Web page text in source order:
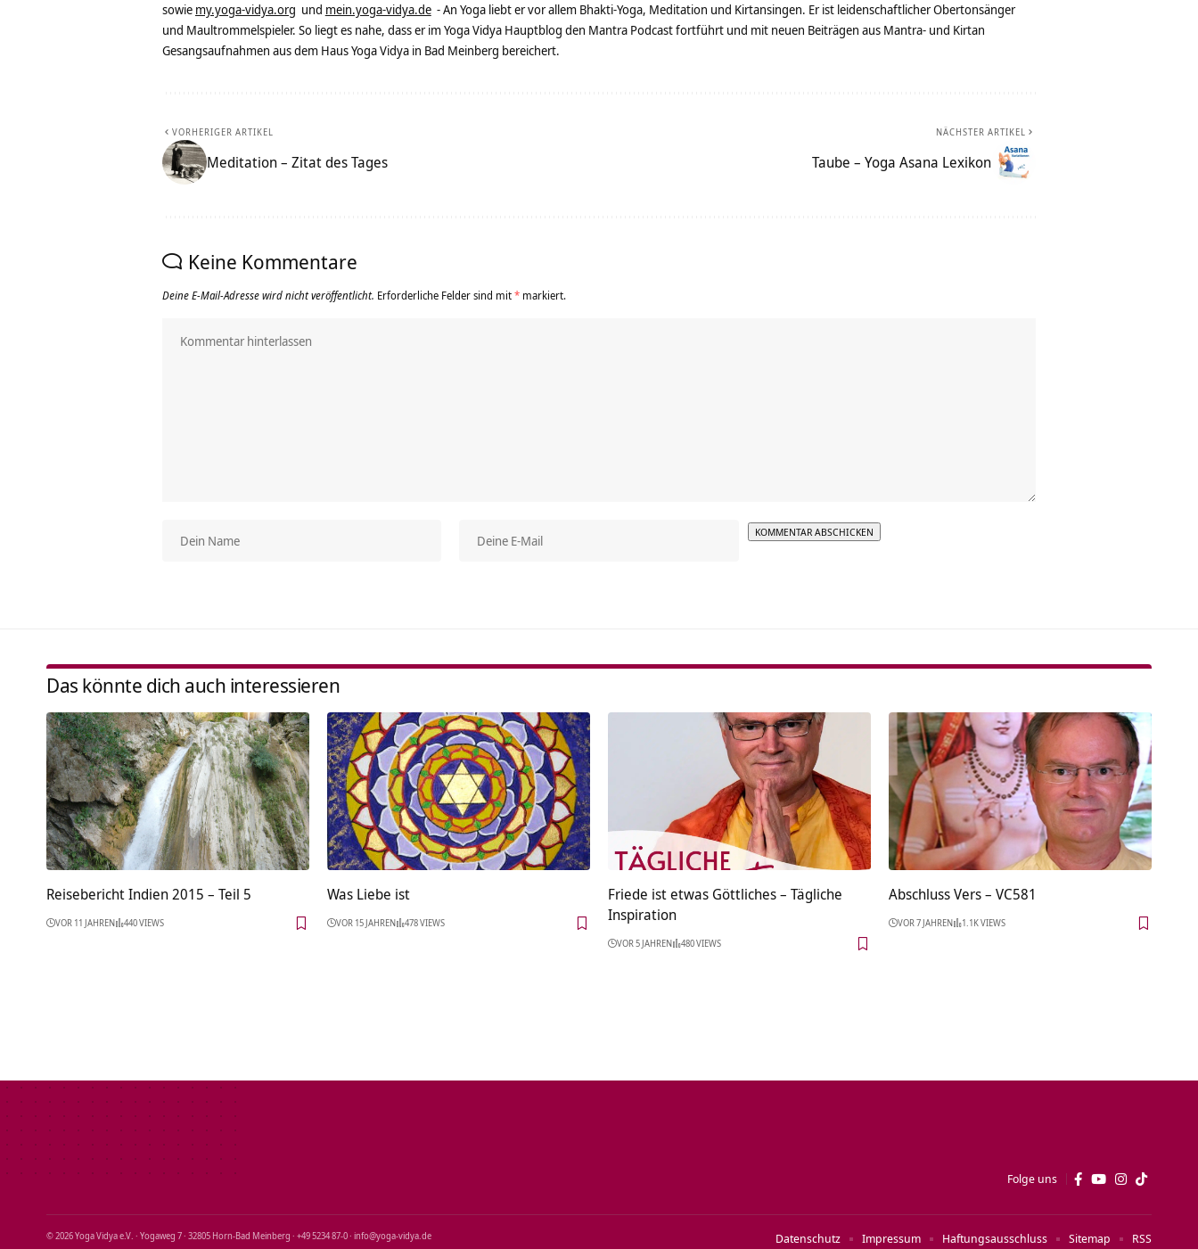
sowie my.yoga-vidya.org und mein.yoga-vidya.de - An Yoga liebt er vor allem Bhakti-Yoga, Meditation und Kirtansingen. Er ist leidenschaftlicher Obertonsänger
und Maultrommelspieler. So liegt es nahe, dass er im Yoga Vidya Hauptblog den Mantra Podcast fortführt und mit neuen Beiträgen aus Mantra- und Kirtan
Gesangsaufnahmen aus dem Haus Yoga Vidya in Bad Meinberg bereichert.
VORHERIGER ARTIKEL
Meditation – Zitat des Tages
NÄCHSTER ARTIKEL
Taube – Yoga Asana Lexikon
Keine Kommentare
Deine E-Mail-Adresse wird nicht veröffentlicht. Erforderliche Felder sind mit* markiert.
Das könnte dich auch interessieren
Reisebericht Indien 2015 – Teil 5
VOR 11 JAHREN 440 VIEWS
Was Liebe ist
VOR 15 JAHREN 478 VIEWS
Friede ist etwas Göttliches – Tägliche
Inspiration
VOR 5 JAHREN 480 VIEWS
Abschluss Vers – VC581
VOR 7 JAHREN 1.1K VIEWS
Folge uns
© 2026 Yoga Vidya e.V. · Yogaweg 7 · 32805 Horn‑Bad Meinberg · +49 5234 87‑0 · info@yoga‑vidya.de Datenschutz Impressum Haftungsausschluss Sitemap RSS